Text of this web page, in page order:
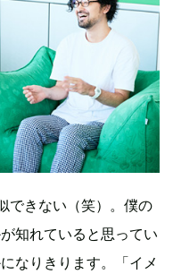
できない（笑）。僕の
知れていると思ってい
なりきります。「イメ